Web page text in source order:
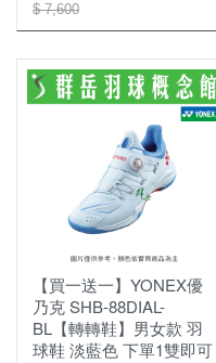
$ 7,600
【買一送一】YONEX優
乃克 SHB-88DIAL-
BL【轉轉鞋】男女款 羽
球鞋 淡藍色 下單1雙即可